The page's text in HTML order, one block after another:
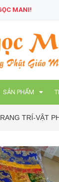
MANI!
SẢN PHẨM
TRÍ-VẬT